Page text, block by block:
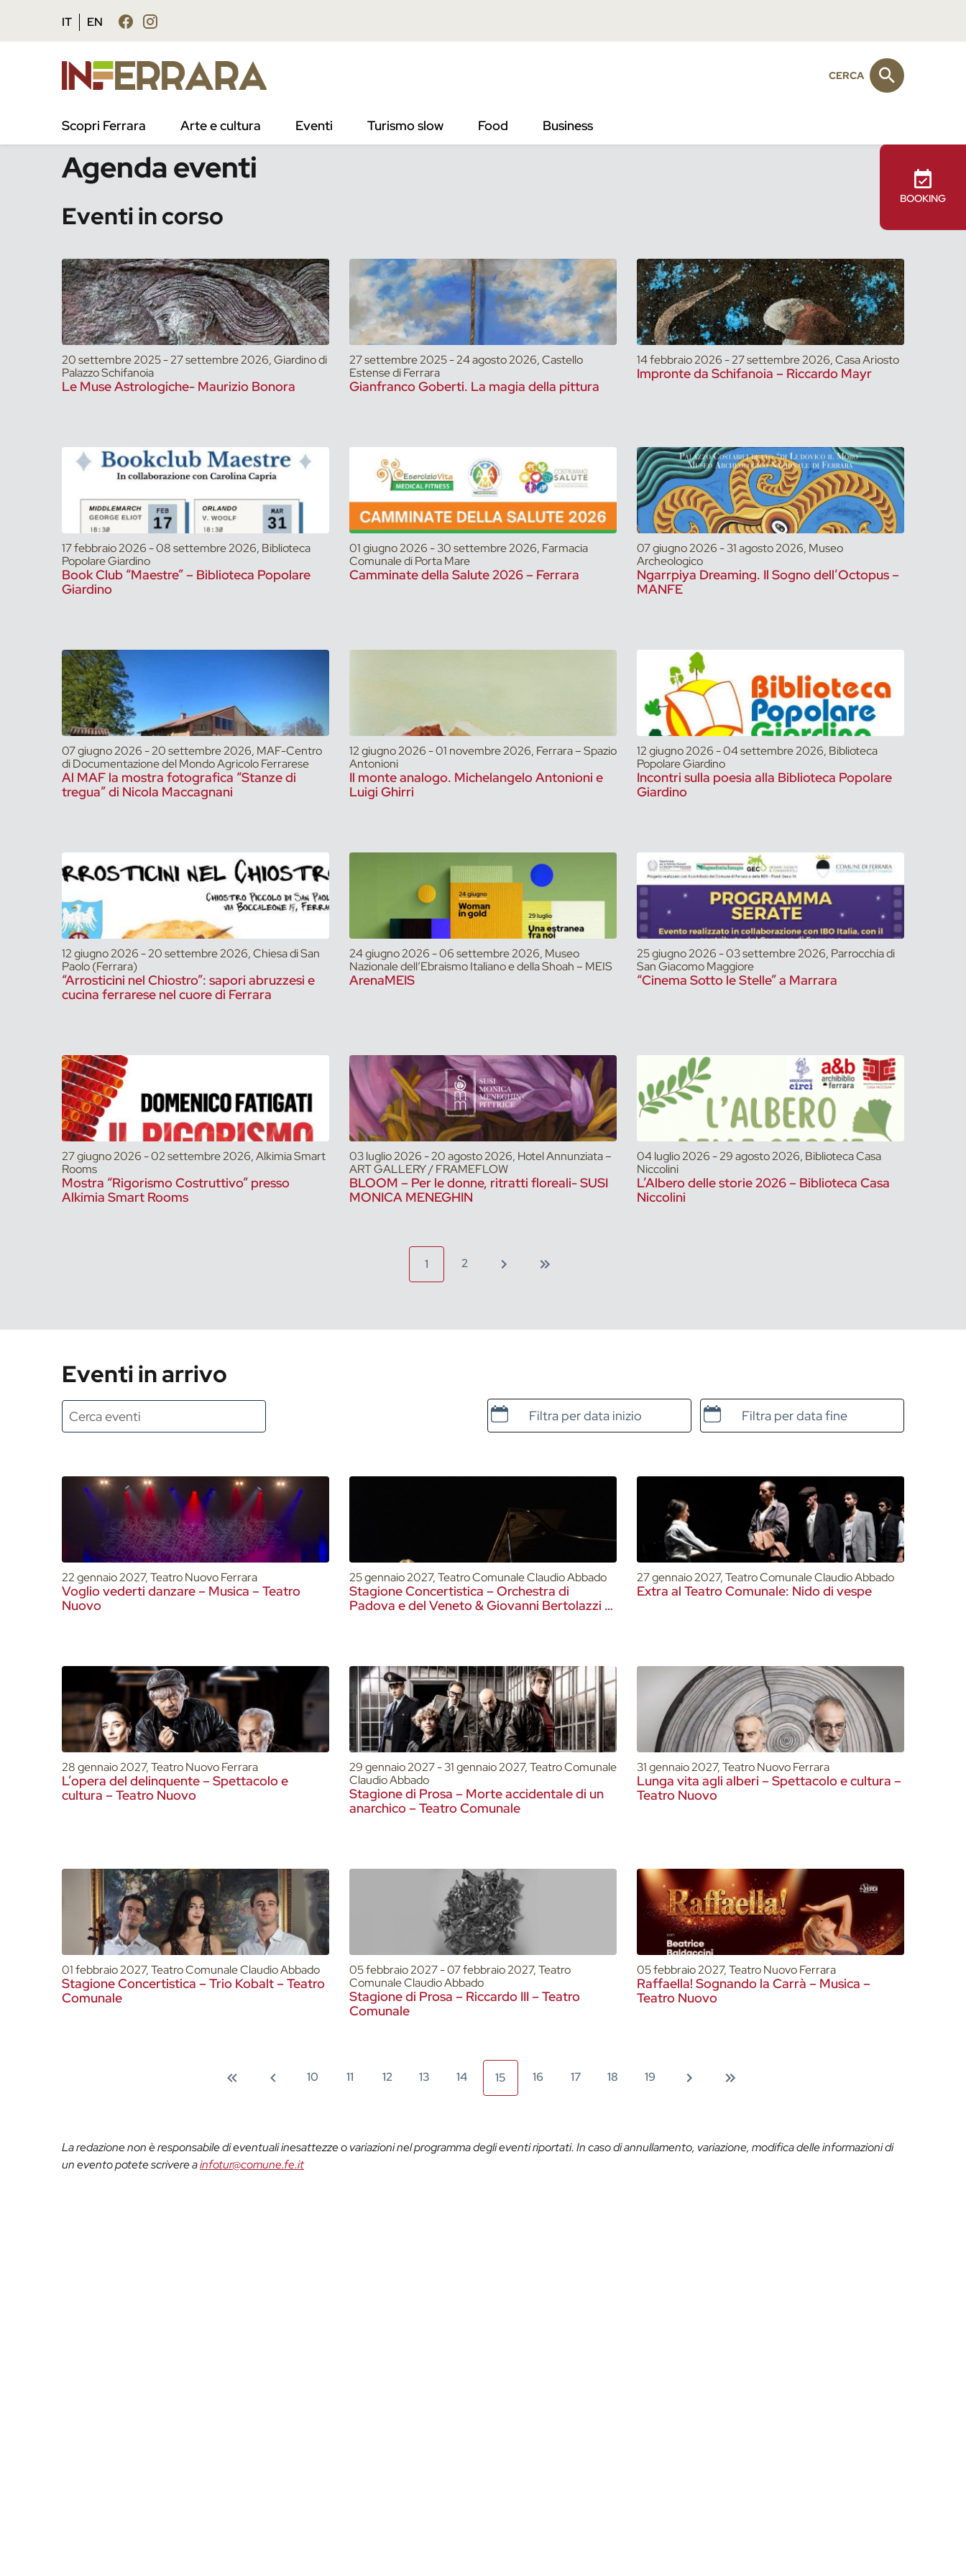
Vai al contenuto principale
Vai al footer
IT EN
BOOKING
CERCA
Scopri Ferrara Arte e cultura Eventi Turismo slow Food Business
/ Eventi
Agenda eventi
Eventi in corso
20 settembre 2025 - 27 settembre 2026, Giardino di
Palazzo Schifanoia
Le Muse Astrologiche- Maurizio Bonora
27 settembre 2025 - 24 agosto 2026, Castello
Estense di Ferrara
Gianfranco Goberti. La magia della pittura
14 febbraio 2026 - 27 settembre 2026, Casa Ariosto
Impronte da Schifanoia – Riccardo Mayr
17 febbraio 2026 - 08 settembre 2026, Biblioteca
Popolare Giardino
Book Club “Maestre” – Biblioteca Popolare
Giardino
01 giugno 2026 - 30 settembre 2026, Farmacia
Comunale di Porta Mare
Camminate della Salute 2026 – Ferrara
07 giugno 2026 - 31 agosto 2026, Museo
Archeologico
Ngarrpiya Dreaming. Il Sogno dell’Octopus –
MANFE
07 giugno 2026 - 20 settembre 2026, MAF-Centro
di Documentazione del Mondo Agricolo Ferrarese
Al MAF la mostra fotografica “Stanze di
tregua” di Nicola Maccagnani
12 giugno 2026 - 01 novembre 2026, Ferrara – Spazio
Antonioni
Il monte analogo. Michelangelo Antonioni e
Luigi Ghirri
12 giugno 2026 - 04 settembre 2026, Biblioteca
Popolare Giardino
Incontri sulla poesia alla Biblioteca Popolare
Giardino
12 giugno 2026 - 20 settembre 2026, Chiesa di San
Paolo (Ferrara)
“Arrosticini nel Chiostro”: sapori abruzzesi e
cucina ferrarese nel cuore di Ferrara
24 giugno 2026 - 06 settembre 2026, Museo
Nazionale dell’Ebraismo Italiano e della Shoah – MEIS
ArenaMEIS
25 giugno 2026 - 03 settembre 2026, Parrocchia di
San Giacomo Maggiore
“Cinema Sotto le Stelle” a Marrara
27 giugno 2026 - 02 settembre 2026, Alkimia Smart
Rooms
Mostra “Rigorismo Costruttivo” presso
Alkimia Smart Rooms
03 luglio 2026 - 20 agosto 2026, Hotel Annunziata –
ART GALLERY / FRAMEFLOW
BLOOM – Per le donne, ritratti floreali- SUSI
MONICA MENEGHIN
04 luglio 2026 - 29 agosto 2026, Biblioteca Casa
Niccolini
L’Albero delle storie 2026 – Biblioteca Casa
Niccolini
1 2
Eventi in arrivo
Data e ora di inizio Data e ora di fine
22 gennaio 2027, Teatro Nuovo Ferrara
Voglio vederti danzare – Musica – Teatro
Nuovo
25 gennaio 2027, Teatro Comunale Claudio Abbado
Stagione Concertistica – Orchestra di
Padova e del Veneto & Giovanni Bertolazzi –
27 gennaio 2027, Teatro Comunale Claudio Abbado
Extra al Teatro Comunale: Nido di vespe
28 gennaio 2027, Teatro Nuovo Ferrara
L’opera del delinquente – Spettacolo e
cultura – Teatro Nuovo
29 gennaio 2027 - 31 gennaio 2027, Teatro Comunale
Claudio Abbado
Stagione di Prosa – Morte accidentale di un
anarchico – Teatro Comunale
31 gennaio 2027, Teatro Nuovo Ferrara
Lunga vita agli alberi – Spettacolo e cultura –
Teatro Nuovo
01 febbraio 2027, Teatro Comunale Claudio Abbado
Stagione Concertistica – Trio Kobalt – Teatro
Comunale
05 febbraio 2027 - 07 febbraio 2027, Teatro
Comunale Claudio Abbado
Stagione di Prosa – Riccardo III – Teatro
Comunale
05 febbraio 2027, Teatro Nuovo Ferrara
Raffaella! Sognando la Carrà – Musica –
Teatro Nuovo
10 11 12 13 14 15 16 17 18 19
La redazione non è responsabile di eventuali inesattezze o variazioni nel programma degli eventi riportati. In caso di annullamento, variazione, modifica delle informazioni di
un evento potete scrivere ainfotur@comune.fe.it